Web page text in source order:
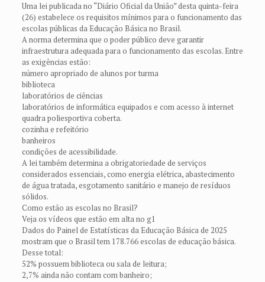
Uma lei publicada no “Diário Oficial da União” desta quinta-feira
(26) estabelece os requisitos mínimos para o funcionamento das
escolas públicas da Educação Básica no Brasil.
A norma determina que o poder público deve garantir
infraestrutura adequada para o funcionamento das escolas. Entre
as exigências estão:
número apropriado de alunos por turma
biblioteca
laboratórios de ciências
laboratórios de informática equipados e com acesso à internet
quadra poliesportiva coberta.
cozinha e refeitório
banheiros
condições de acessibilidade.
A lei também determina a obrigatoriedade de serviços
considerados essenciais, como energia elétrica, abastecimento
de água tratada, esgotamento sanitário e manejo de resíduos
sólidos.
Como estão as escolas no Brasil?
Veja os vídeos que estão em alta no g1
Dados do Painel de Estatísticas da Educação Básica de 2025
mostram que o Brasil tem 178.766 escolas de educação básica.
Desse total:
52% possuem biblioteca ou sala de leitura;
2,7% ainda não contam com banheiro;